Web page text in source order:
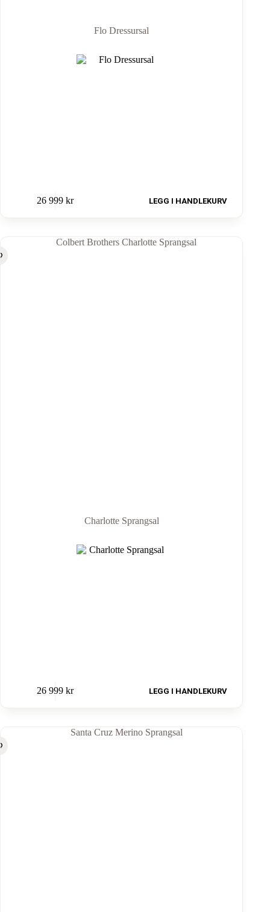
Flo Dressursal
26 999 kr LEGG I HANDLEKURV
Charlotte Sprangsal
26 999 kr LEGG I HANDLEKURV